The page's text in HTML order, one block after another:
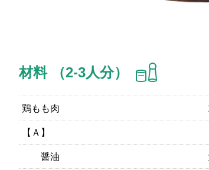
材料 （2-3人分）
鶏もも肉
【Ａ】
醤油